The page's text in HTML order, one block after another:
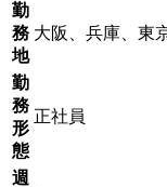
勤
務
地
大阪、兵庫、東
勤
務
形
態
正社員
週